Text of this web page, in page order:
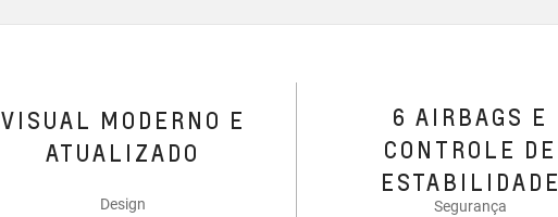
VISUAL MODERNO E
ATUALIZADO
Design
6 AIRBAGS E
CONTROLE DE
ESTABILIDADE
Segurança